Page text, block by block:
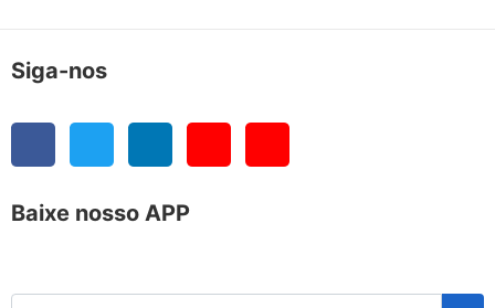
Siga-nos
Baixe nosso APP